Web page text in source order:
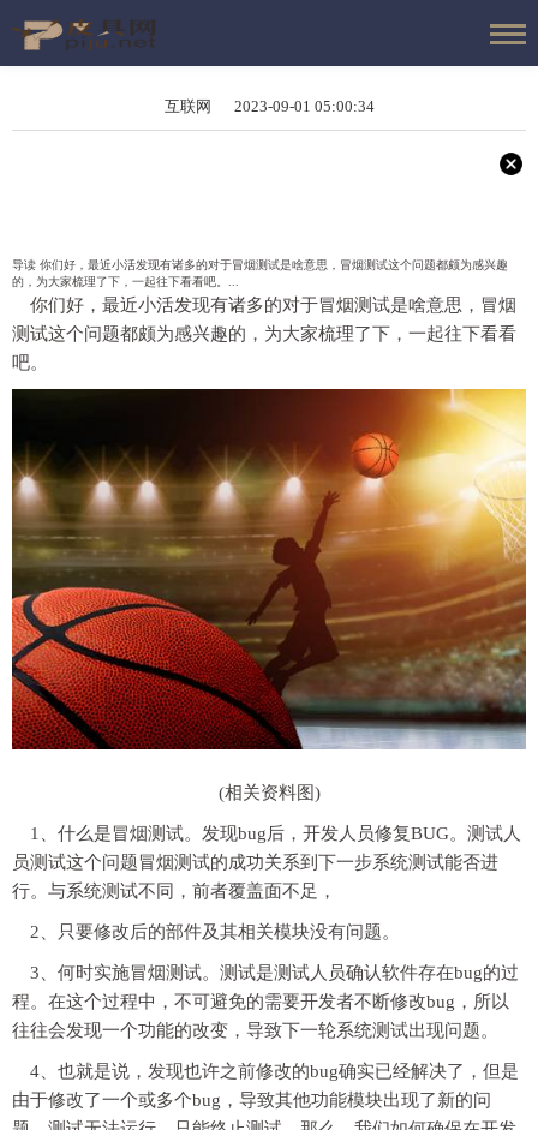
互联网 2023-09-01 05:00:34
导读 你们好，最近小活发现有诸多的对于冒烟测试是啥意思，冒烟测试这个问题都颇为感兴趣
的，为大家梳理了下，一起往下看看吧。...
你们好，最近小活发现有诸多的对于冒烟测试是啥意思，冒烟
测试这个问题都颇为感兴趣的，为大家梳理了下，一起往下看看
吧。
(相关资料图)
1、什么是冒烟测试。发现bug后，开发人员修复BUG。测试人
员测试这个问题冒烟测试的成功关系到下一步系统测试能否进
行。与系统测试不同，前者覆盖面不足，
2、只要修改后的部件及其相关模块没有问题。
3、何时实施冒烟测试。测试是测试人员确认软件存在bug的过
程。在这个过程中，不可避免的需要开发者不断修改bug，所以
往往会发现一个功能的改变，导致下一轮系统测试出现问题。
4、也就是说，发现也许之前修改的bug确实已经解决了，但是
由于修改了一个或多个bug，导致其他功能模块出现了新的问